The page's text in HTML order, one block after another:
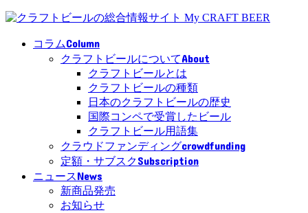
コラムColumn
クラフトビールについてAbout
クラフトビールとは
クラフトビールの種類
日本のクラフトビールの歴史
国際コンペで受賞したビール
クラフトビール用語集
クラウドファンディングcrowdfunding
定額・サブスクSubscription
ニュースNews
新商品発売
お知らせ